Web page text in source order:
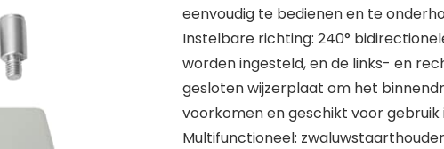
eenvoudig te bedienen en te
Instelbare richting: 240°
worden ingesteld, en de links- en
gesloten wijzerplaat om het
voorkomen en geschikt voor gebruik
Multifunctioneel: